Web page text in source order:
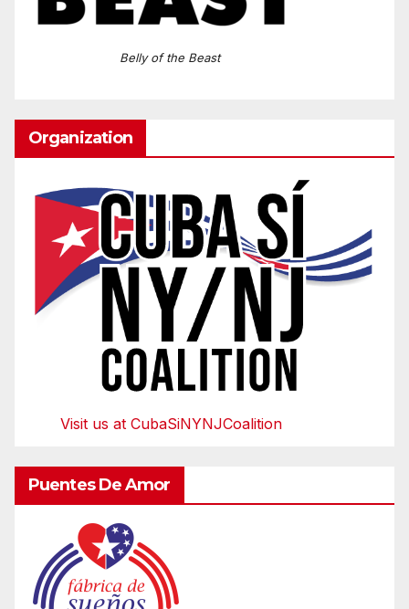
Belly of the Beast
Organization
Visit us at CubaSiNYNJCoalition
Puentes De Amor